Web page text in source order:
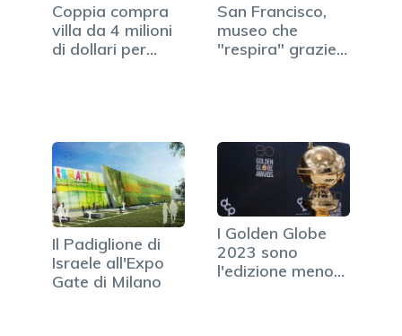
Coppia compra
villa da 4 milioni
di dollari per
San Francisco,
museo che
"respira" grazie
Il Padiglione di
Israele all'Expo
Gate di Milano
I Golden Globe
2023 sono
l'edizione meno